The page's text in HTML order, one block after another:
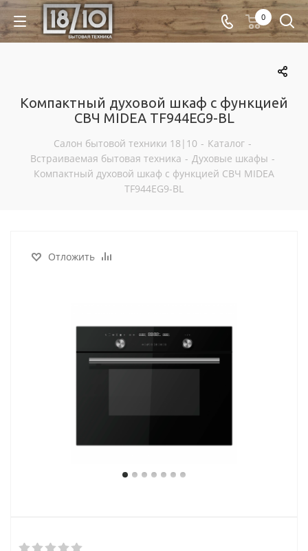
0
Компактный духовой шкаф с функцией
СВЧ MIDEA TF944EG9-BL
Салон бытовой техники 18|10 - Каталог -
Встраиваемая бытовая техника - Духовые шкафы -
Компактный духовой шкаф с функцией СВЧ MIDEA
TF944EG9-BL
Отложить